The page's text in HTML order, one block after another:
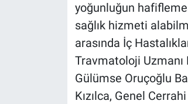
yoğunluğun
sağlık hizmeti
arasında İç
Travmatoloji Uzmanı
Gülümse Oruçoğlu
Kızılca, Genel